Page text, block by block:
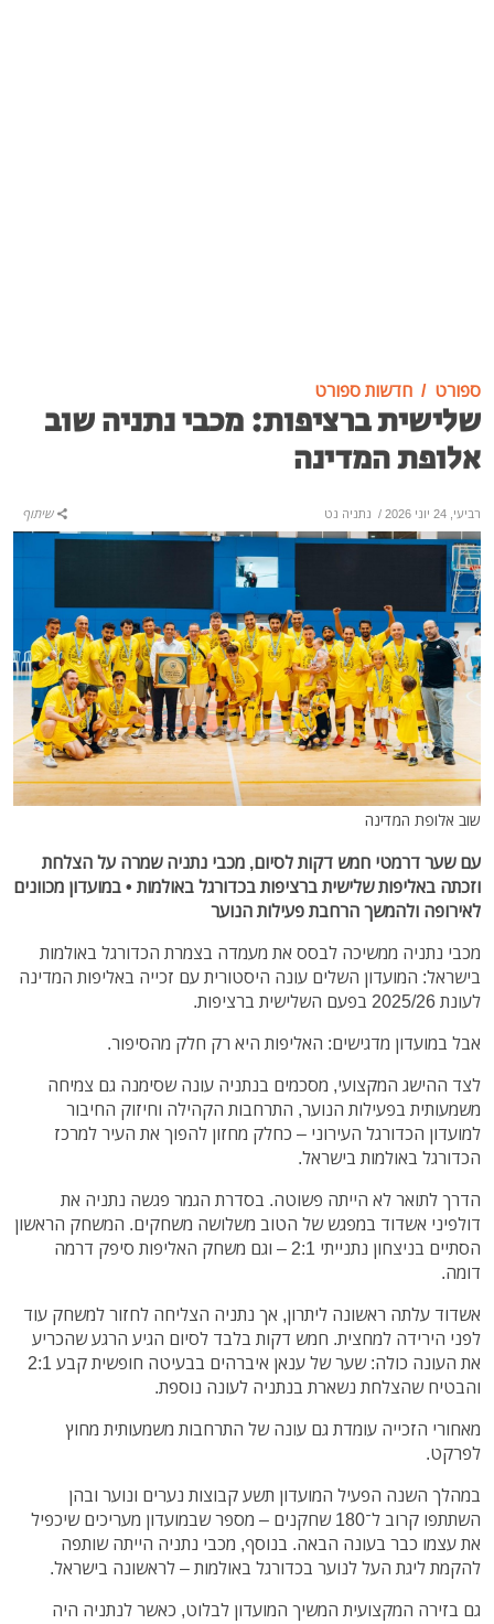
ספורט חדשות ספורט
שלישית ברציפות: מכבי נתניה שוב
אלופת המדינה
רביעי, 24 יוני 2026 / נתניה נט שיתוף
שוב אלופת המדינה
עם שער דרמטי חמש דקות לסיום, מכבי נתניה שמרה על הצלחת
וזכתה באליפות שלישית ברציפות בכדורגל באולמות • במועדון מכוונים
לאירופה ולהמשך הרחבת פעילות הנוער
מכבי נתניה ממשיכה לבסס את מעמדה בצמרת הכדורגל באולמות
בישראל: המועדון השלים עונה היסטורית עם זכייה באליפות המדינה
לעונת 2025/26 בפעם השלישית ברציפות.
אבל במועדון מדגישים: האליפות היא רק חלק מהסיפור.
לצד ההישג המקצועי, מסכמים בנתניה עונה שסימנה גם צמיחה
משמעותית בפעילות הנוער, התרחבות הקהילה וחיזוק החיבור
למועדון הכדורגל העירוני – כחלק מחזון להפוך את העיר למרכז
הכדורגל באולמות בישראל.
הדרך לתואר לא הייתה פשוטה. בסדרת הגמר פגשה נתניה את
דולפיני אשדוד במפגש של הטוב משלושה משחקים. המשחק הראשון
הסתיים בניצחון נתנייתי 2:1 – וגם משחק האליפות סיפק דרמה
דומה.
אשדוד עלתה ראשונה ליתרון, אך נתניה הצליחה לחזור למשחק עוד
לפני הירידה למחצית. חמש דקות בלבד לסיום הגיע הרגע שהכריע
את העונה כולה: שער של ענאן איברהים בבעיטה חופשית קבע 2:1
והבטיח שהצלחת נשארת בנתניה לעונה נוספת.
מאחורי הזכייה עומדת גם עונה של התרחבות משמעותית מחוץ
לפרקט.
במהלך השנה הפעיל המועדון תשע קבוצות נערים ונוער ובהן
השתתפו קרוב ל־180 שחקנים – מספר שבמועדון מעריכים שיכפיל
את עצמו כבר בעונה הבאה. בנוסף, מכבי נתניה הייתה שותפה
להקמת ליגת העל לנוער בכדורגל באולמות – לראשונה בישראל.
גם בזירה המקצועית המשיך המועדון לבלוט, כאשר לנתניה היה